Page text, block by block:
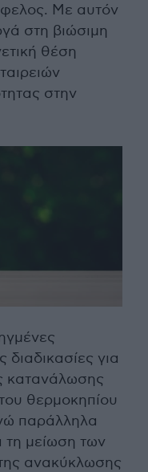
Με αυτόν
στη βιώσιμη
θέση
στην
διαδικασίες για
κατανάλωσης
θερμοκηπίου
παράλληλα
τη μείωση των
ανακύκλωσης